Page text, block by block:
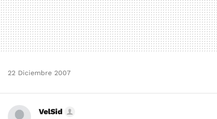
22 Diciembre 2007
VelSid